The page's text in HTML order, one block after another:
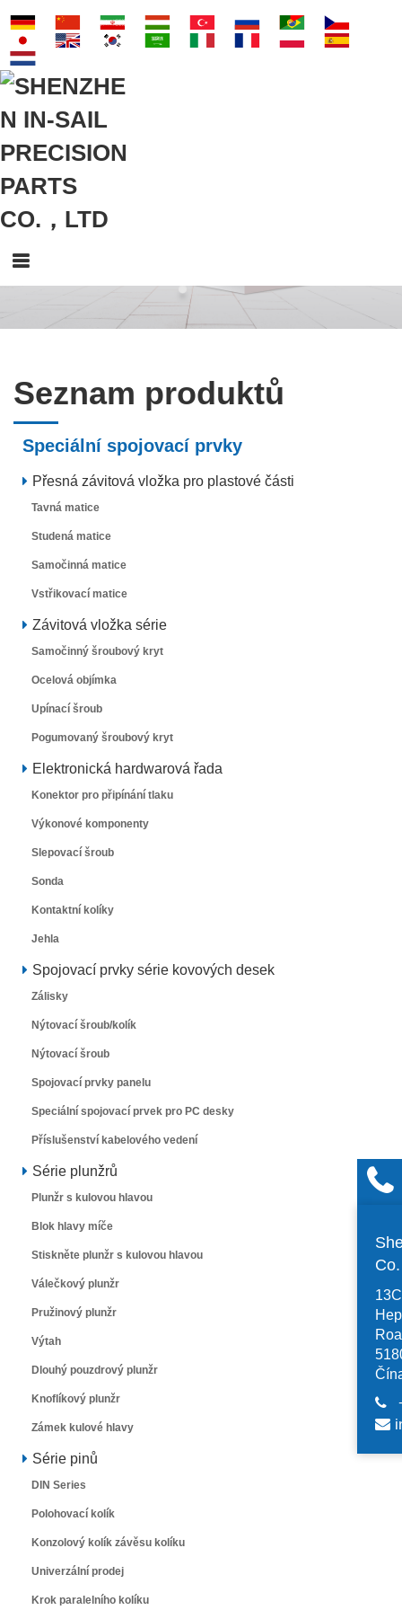
Seznam produktů
Speciální spojovací prvky
Přesná závitová vložka pro plastové části
Tavná matice
Studená matice
Samočinná matice
Vstřikovací matice
Závitová vložka série
Samočinný šroubový kryt
Ocelová objímka
Upínací šroub
Pogumovaný šroubový kryt
Elektronická hardwarová řada
Konektor pro připínání tlaku
Výkonové komponenty
Slepovací šroub
Sonda
Kontaktní kolíky
Jehla
Spojovací prvky série kovových desek
Zálisky
Nýtovací šroub/kolík
Nýtovací šroub
Spojovací prvky panelu
Speciální spojovací prvek pro PC desky
Příslušenství kabelového vedení
Série plunžrů
Plunžr s kulovou hlavou
Blok hlavy míče
Stiskněte plunžr s kulovou hlavou
Válečkový plunžr
Pružinový plunžr
Výtah
Dlouhý pouzdrový plunžr
Knoflíkový plunžr
Zámek kulové hlavy
Série pinů
DIN Series
Polohovací kolík
Konzolový kolík závěsu kolíku
Univerzální prodej
Krok paralelního kolíku